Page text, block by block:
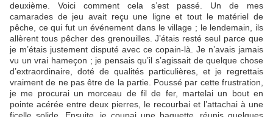
deuxième. Voici comment cela s’est passé. Un de mes
camarades de jeu avait reçu une ligne et tout le matériel de
pêche, ce qui fut un événement dans le village ; le lendemain, ils
allèrent tous pêcher des grenouilles. J’étais resté seul parce que
je m’étais justement disputé avec ce copain-là. Je n’avais jamais
vu un vrai hameçon ; je pensais qu’il s’agissait de quelque chose
d’extraordinaire, doté de qualités particulières, et je regrettais
vraiment de ne pas être de la partie. Poussé par cette frustration,
je me procurai un morceau de fil de fer, martelai un bout en
pointe acérée entre deux pierres, le recourbai et l’attachai à une